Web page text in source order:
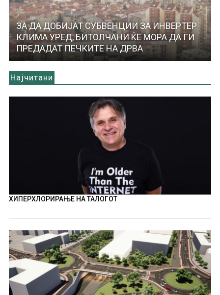
ЗА ДА ДОБИЈАТ СУБВЕНЦИИ ЗА ИНВЕРТЕР
КЛИМА УРЕД, БИТОЛЧАНИ ЌЕ МОРА ДА ГИ
ПРЕДАДАТ ПЕЧКИТЕ НА ДРВА
Најчитани
ХИПЕРХЛОРИРАЊЕ НА ТАЛОГОТ